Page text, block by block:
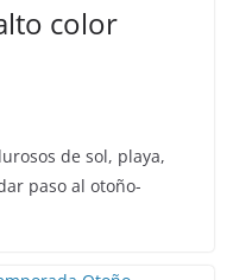
color
de sol, playa,
paso al otoño-